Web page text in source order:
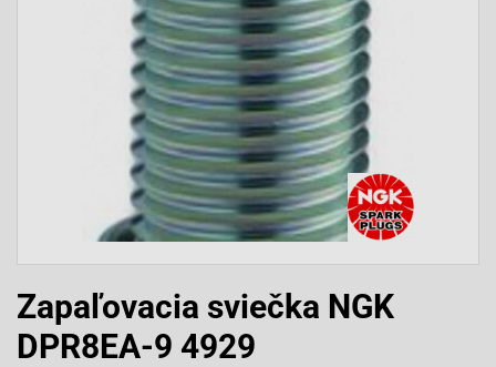
Zapaľovacia sviečka NGK
DPR8EA-9 4929